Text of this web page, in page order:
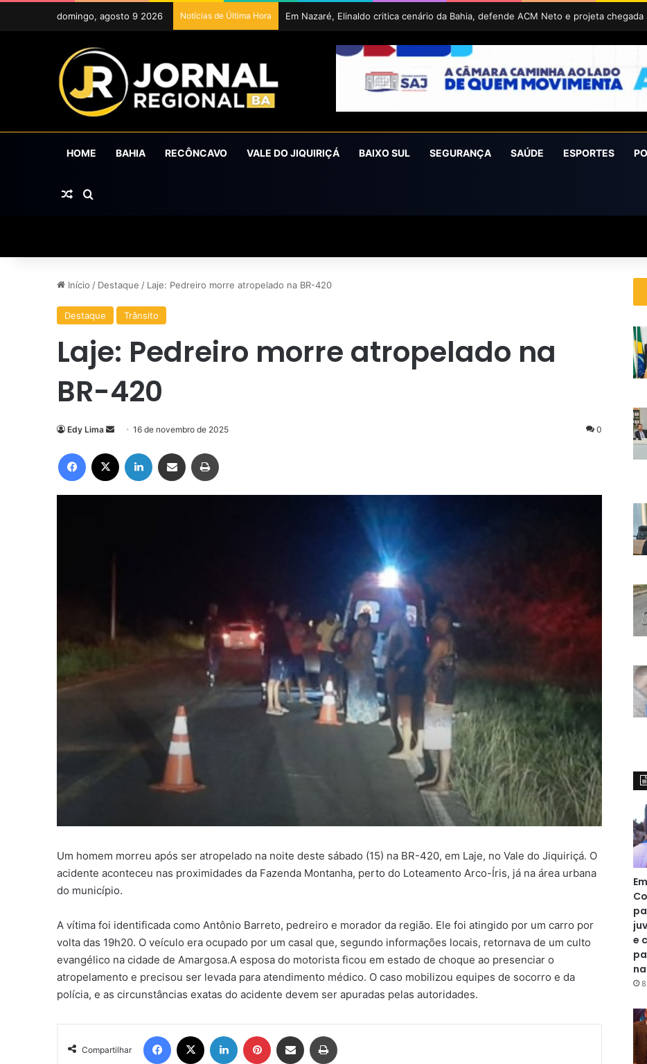
domingo, agosto 9 2026 Notícias de Última Hora
HOME BAHIA RECÔNCAVO VALE DO JIQUIRIÇÁ BAIXO SUL SEGURANÇA SAÚDE ESPORTES
Artigo aleatório
Procurar por
Início / Destaque / Laje: Pedreiro morre atropelado na BR-420
Destaque Trânsito
Laje: Pedreiro morre atropelado na
BR-420
Edy Lima
Mande
e-
mail
16 de novembro de 2025 0
Facebook Linkedin Compartilhar via e-mail
Um homem morreu após ser atropelado na noite deste sábado (15) na BR-420, em Laje, no Vale do Jiquiriçá. O
acidente aconteceu nas proximidades da Fazenda Montanha, perto do Loteamento Arco-Íris, já na área urbana
do município.
A vítima foi identificada como Antônio Barreto, pedreiro e morador da região. Ele foi atingido por um carro por
volta das 19h20. O veículo era ocupado por um casal que, segundo informações locais, retornava de um culto
evangélico na cidade de Amargosa.A esposa do motorista ficou em estado de choque ao presenciar o
atropelamento e precisou ser levada para atendimento médico. O caso mobilizou equipes de socorro e da
polícia, e as circunstâncias exatas do acidente devem ser apuradas pelas autoridades.
Compartilhar
Facebook Linkedin Pinterest Compartilhar via e-mail
e